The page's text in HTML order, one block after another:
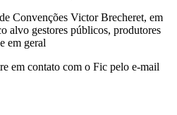
Convenções Victor Brecheret, em
alvo gestores públicos, produtores
em geral
em contato com o Fic pelo e-mail